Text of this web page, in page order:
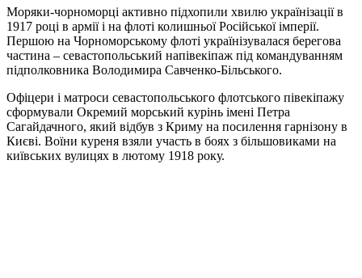
Моряки-чорноморці активно підхопили хвилю українізації в
1917 році в армії і на флоті колишньої Російської імперії.
Першою на Чорноморському флоті українізувалася берегова
частина – севастопольський напівекіпаж під командуванням
підполковника Володимира Савченко-Більського.
Офіцери і матроси севастопольського флотського півекіпажу
сформували Окремий морський курінь імені Петра
Сагайдачного, який відбув з Криму на посилення гарнізону в
Києві. Воїни куреня взяли участь в боях з більшовиками на
київських вулицях в лютому 1918 року.